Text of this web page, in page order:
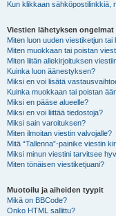
Kun klikkaan sähköpostilinkkiä,
Viestien lähetyksen ongelmat
Miten luon uuden viestiketjun
Miten muokkaan tai poistan
Miten liitän allekirjoituksen
Kuinka luon äänestyksen?
Miksi en voi lisätä
Kuinka muokkaan tai poistan
Miksi en pääse alueelle?
Miksi en voi liittää tiedostoja?
Miksi sain varoituksen?
Miten ilmoitan viestin valvojalle?
Mitä “Tallenna”-painike viestin
Miksi minun viestini tarvitsee
Miten tönäisen viestiketjuani?
Muotoilu ja aiheiden tyypit
Mikä on BBCode?
Onko HTML sallittu?